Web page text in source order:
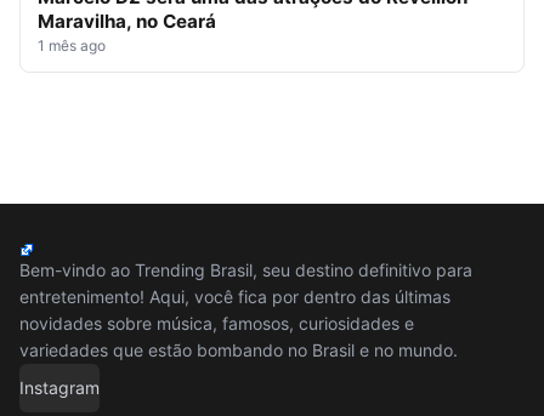
Maravilha, no Ceará
1 mês ago
Bem-vindo ao Trending Brasil, seu destino definitivo para
entretenimento! Aqui, você fica por dentro das últimas
novidades sobre música, famosos, curiosidades e
variedades que estão bombando no Brasil e no mundo.
Instagram